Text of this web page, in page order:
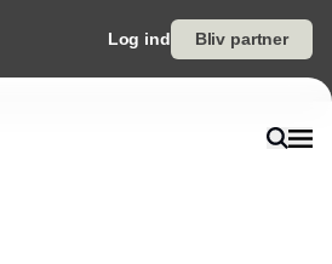
Log ind Bliv partner